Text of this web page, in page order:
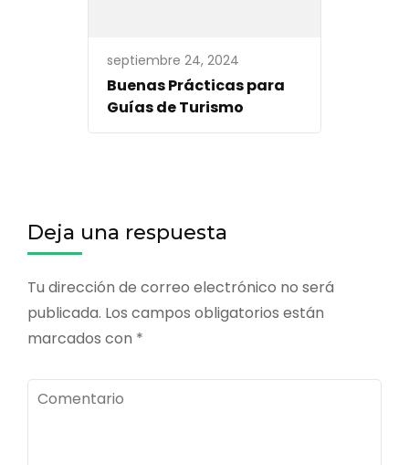
septiembre 24, 2024
Buenas Prácticas para
Guías de Turismo
Deja una respuesta
Tu dirección de correo electrónico no será
publicada. Los campos obligatorios están
marcados con *
Comentario